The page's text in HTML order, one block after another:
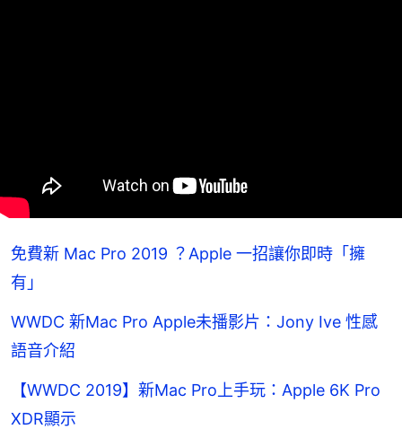
免費新 Mac Pro 2019 ？Apple 一招讓你即時「擁
有」
WWDC 新Mac Pro Apple未播影片：Jony Ive 性感
語音介紹
【WWDC 2019】新Mac Pro上手玩：Apple 6K Pro
XDR顯示